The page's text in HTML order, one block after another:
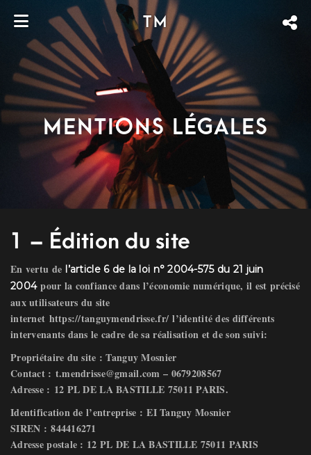
TM
Mentions Légales
1 – Édition du site
En vertu de l’article 6 de la loi n° 2004-575 du 21 juin
2004pour la confiance dans l’économie numérique, il est précisé
aux utilisateurs du site
internet https://tanguymendrisse.fr/ l’identité des différents
intervenants dans le cadre de sa réalisation et de son suivi:
Propriétaire du site :Tanguy Mosnier
Contact : t.mendrisse@gmail.com – 0679208567
Adresse : 12 PL DE LA BASTILLE 75011 PARIS.
Identification de l’entreprise : EI Tanguy Mosnier
SIREN :844416271
Adresse postale : 12 PL DE LA BASTILLE 75011 PARIS